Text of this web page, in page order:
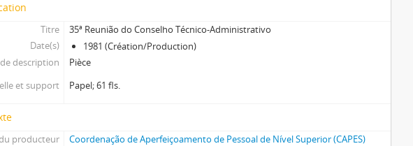
Titre
35ª Reunião do Conselho Técnico-Administrativo
Date(s)
1981 (Création/Production)
description
Pièce
et support
Papel; 61 fls.
producteur
Coordenação de Aperfeiçoamento de Pessoal de Nível Superior (CAPES)